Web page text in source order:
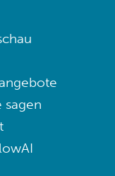
sagen